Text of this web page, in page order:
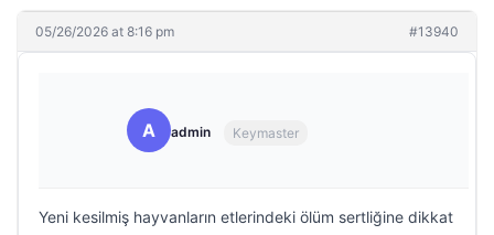
05/26/2026 at 8:16 pm #13940
A admin Keymaster
Yeni kesilmiş hayvanların etlerindeki ölüm sertliğine dikkat